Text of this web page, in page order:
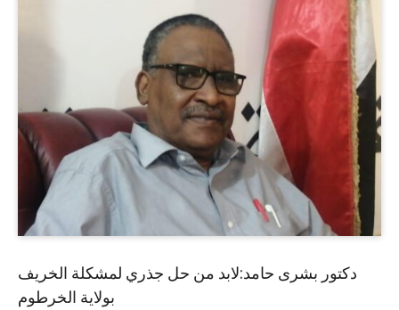
دكتور بشرى حامد:لابد من حل جذري لمشكلة الخريف
بولاية الخرطوم